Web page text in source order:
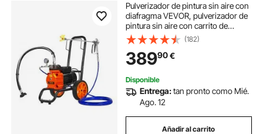
Pulverizador de pintura sin aire con
diafragma VEVOR, pulverizador de
pintura sin aire con carrito de
eficiencia de 1100 W, pulverizador
de pintura sin aire de alta presión de
2000 psi, con barra de extensión,
para pulverización interior y exterior
del hogar
(182)
38990€
Disponible
Entrega:tan pronto como Mié.
Ago. 12
Añadir al carrito